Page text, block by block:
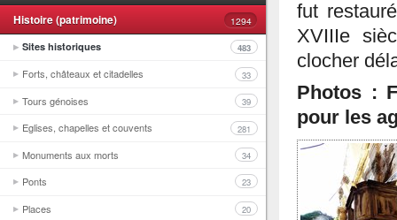
Histoire (patrimoine)
1294
Sites historiques
483
Forts, châteaux et citadelles 33
Tours génoises 39
Eglises, chapelles et couvents 281
Monuments aux morts 34
Ponts 23
Places 20
fut
XVIIIe
clocher
Photos :
pour les